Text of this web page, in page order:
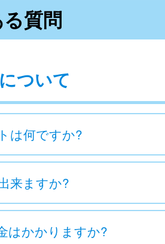
質問
ついて
は何ですか?
来ますか?
はかかりますか?